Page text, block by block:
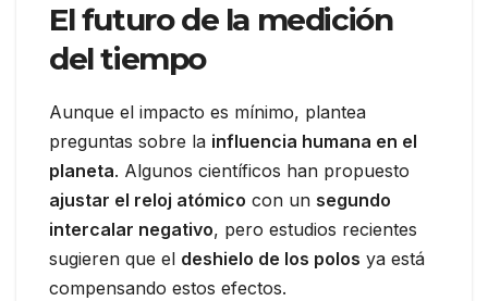
El futuro de la medición
del tiempo
Aunque el impacto es mínimo, plantea
preguntas sobre la influencia humana en el
planeta. Algunos científicos han propuesto
ajustar el reloj atómico con un segundo
intercalar negativo, pero estudios recientes
sugieren que el deshielo de los polos ya está
compensando estos efectos.